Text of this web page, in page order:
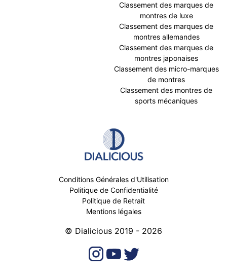
Classement des marques de
montres de luxe
Classement des marques de
montres allemandes
Classement des marques de
montres japonaises
Classement des micro-marques
de montres
Classement des montres de
sports mécaniques
Conditions Générales d'Utilisation
Politique de Confidentialité
Politique de Retrait
Mentions légales
© Dialicious 2019 - 2026